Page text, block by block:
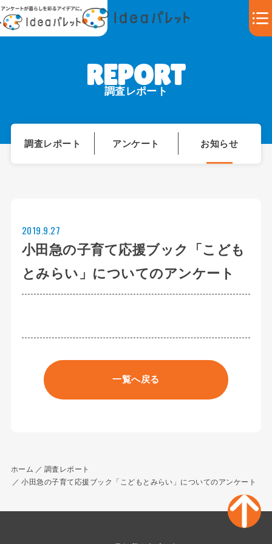
調査レポート
調査レポート アンケート お知らせ
小田急の子育て応援ブック「こども
とみらい」についてのアンケート
2019.9.27
一覧へ戻る
ホーム
調査レポート
小田急の子育て応援ブック「こどもとみらい」についてのアンケート